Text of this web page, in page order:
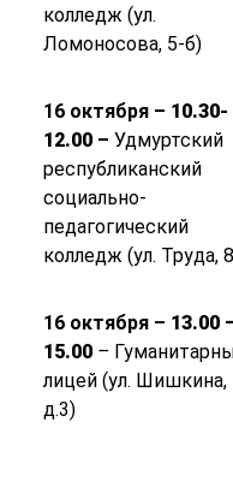
колледж (ул.
Ломоносова, 5-б)
16 октября – 10.30-
12.00– Удмуртский
республиканский
социально-
педагогический
колледж (ул. Труда,
16 октября – 13.00
15.00–
лицей (ул. Шишкина,
д.3)